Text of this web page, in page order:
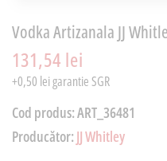
Vodka Artizanala JJ
131,54 lei
+0,50 lei garantie SGR
Cod produs:ART_36481
Producător: JJ Whitley